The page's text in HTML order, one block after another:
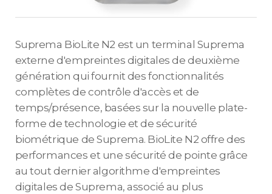
Suprema BioLite N2 est un terminal Suprema
externe d'empreintes digitales de deuxième
génération qui fournit des fonctionnalités
complètes de contrôle d'accès et de
temps/présence, basées sur la nouvelle plate-
forme de technologie et de sécurité
biométrique de Suprema. BioLite N2 offre des
performances et une sécurité de pointe grâce
au tout dernier algorithme d'empreintes
digitales de Suprema, associé au plus